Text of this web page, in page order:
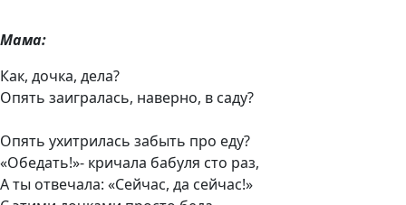
Мама:
Как, дочка, дела?
Опять заигралась, наверно, в саду?
Опять ухитрилась забыть про еду?
«Обедать!»- кричала бабуля сто раз,
А ты отвечала: «Сейчас, да сейчас!»